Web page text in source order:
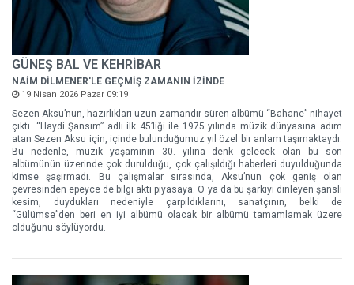
GÜNEŞ BAL VE KEHRİBAR
NAİM DİLMENER'LE GEÇMİŞ ZAMANIN İZİNDE
19 Nisan 2026 Pazar 09:19
Sezen Aksu’nun, hazırlıkları uzun zamandır süren albümü “Bahane” nihayet
çıktı. “Haydi Şansım” adlı ilk 45’liği ile 1975 yılında müzik dünyasına adım
atan Sezen Aksu için, içinde bulunduğumuz yıl özel bir anlam taşımaktaydı.
Bu nedenle, müzik yaşamının 30. yılına denk gelecek olan bu son
albümünün üzerinde çok durulduğu, çok çalışıldığı haberleri duyulduğunda
kimse şaşırmadı. Bu çalışmalar sırasında, Aksu’nun çok geniş olan
çevresinden epeyce de bilgi aktı piyasaya. O ya da bu şarkıyı dinleyen şanslı
kesim, duydukları nedeniyle çarpıldıklarını, sanatçının, belki de
“Gülümse”den beri en iyi albümü olacak bir albümü tamamlamak üzere
olduğunu söylüyordu.